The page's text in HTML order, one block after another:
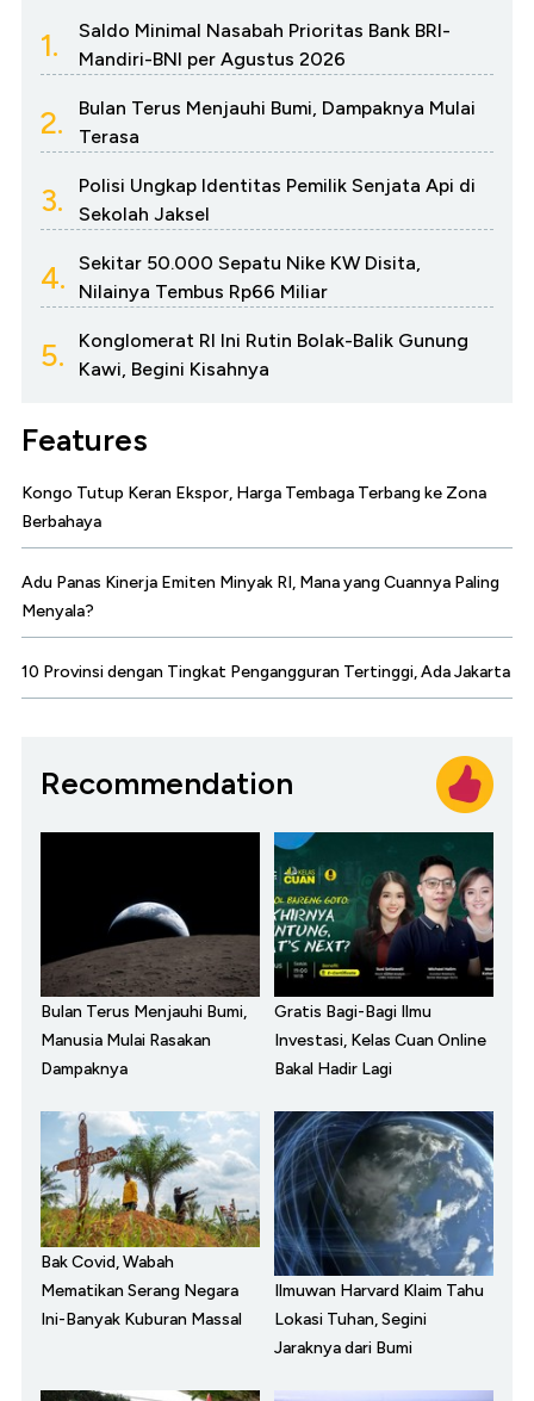
1.
Saldo Minimal Nasabah Prioritas Bank BRI-
Mandiri-BNI per Agustus 2026
2.
Bulan Terus Menjauhi Bumi, Dampaknya Mulai
Terasa
3.
Polisi Ungkap Identitas Pemilik Senjata Api di
Sekolah Jaksel
4.
Sekitar 50.000 Sepatu Nike KW Disita,
Nilainya Tembus Rp66 Miliar
5.
Konglomerat RI Ini Rutin Bolak-Balik Gunung
Kawi, Begini Kisahnya
Features
Kongo Tutup Keran Ekspor, Harga Tembaga Terbang ke Zona
Berbahaya
Adu Panas Kinerja Emiten Minyak RI, Mana yang Cuannya Paling
Menyala?
10 Provinsi dengan Tingkat Pengangguran Tertinggi, Ada Jakarta
Recommendation
Bulan Terus Menjauhi Bumi,
Manusia Mulai Rasakan
Dampaknya
Gratis Bagi-Bagi Ilmu
Investasi, Kelas Cuan Online
Bakal Hadir Lagi
Bak Covid, Wabah
Mematikan Serang Negara
Ini-Banyak Kuburan Massal
Ilmuwan Harvard Klaim Tahu
Lokasi Tuhan, Segini
Jaraknya dari Bumi